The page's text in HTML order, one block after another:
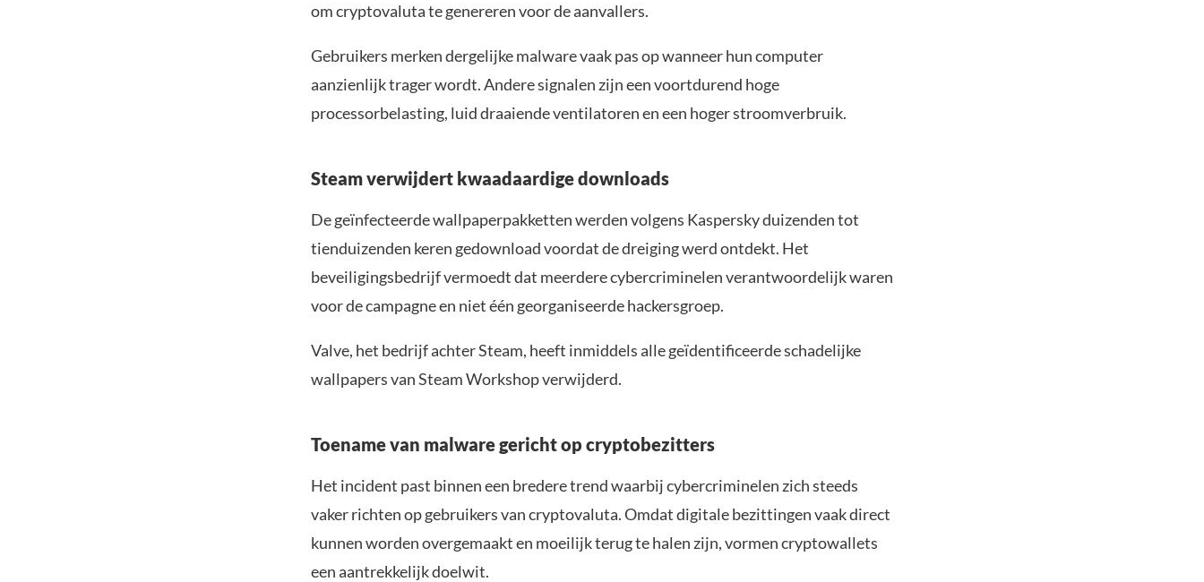
om cryptovaluta te genereren voor de aanvallers.
Gebruikers merken dergelijke malware vaak pas op wanneer hun computer
aanzienlijk trager wordt. Andere signalen zijn een voortdurend hoge
processorbelasting, luid draaiende ventilatoren en een hoger stroomverbruik.
Steam verwijdert kwaadaardige downloads
De geïnfecteerde wallpaperpakketten werden volgens Kaspersky duizenden tot
tienduizenden keren gedownload voordat de dreiging werd ontdekt. Het
beveiligingsbedrijf vermoedt dat meerdere cybercriminelen verantwoordelijk waren
voor de campagne en niet één georganiseerde hackersgroep.
Valve, het bedrijf achter Steam, heeft inmiddels alle geïdentificeerde schadelijke
wallpapers van Steam Workshop verwijderd.
Toename van malware gericht op cryptobezitters
Het incident past binnen een bredere trend waarbij cybercriminelen zich steeds
vaker richten op gebruikers van cryptovaluta. Omdat digitale bezittingen vaak direct
kunnen worden overgemaakt en moeilijk terug te halen zijn, vormen cryptowallets
een aantrekkelijk doelwit.